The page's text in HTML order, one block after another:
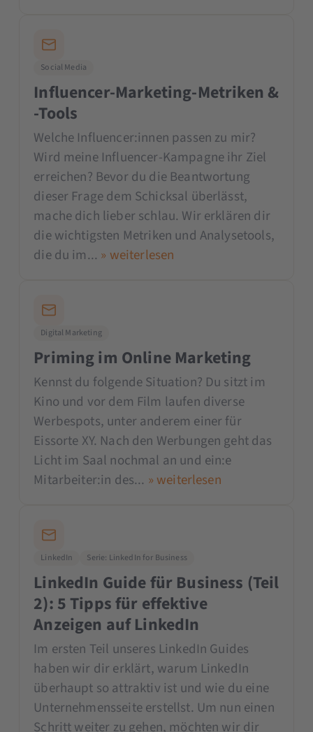
Social Media
Influencer-Marketing-Metriken &
-Tools
Welche Influencer:innen passen zu mir?
Wird meine Influencer-Kampagne ihr Ziel
erreichen? Bevor du die Beantwortung
dieser Frage dem Schicksal überlässt,
mache dich lieber schlau. Wir erklären dir
die wichtigsten Metriken und Analysetools,
die du im... » weiterlesen
Digital Marketing
Priming im Online Marketing
Kennst du folgende Situation? Du sitzt im
Kino und vor dem Film laufen diverse
Werbespots, unter anderem einer für
Eissorte XY. Nach den Werbungen geht das
Licht im Saal nochmal an und ein:e
Mitarbeiter:in des... » weiterlesen
LinkedIn Serie: LinkedIn for Business
LinkedIn Guide für Business (Teil
2): 5 Tipps für effektive
Anzeigen auf LinkedIn
Im ersten Teil unseres LinkedIn Guides
haben wir dir erklärt, warum LinkedIn
überhaupt so attraktiv ist und wie du eine
Unternehmensseite erstellst. Um nun einen
Schritt weiter zu gehen, möchten wir dir